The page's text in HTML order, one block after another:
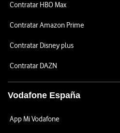
Contratar HBO Max
Contratar Amazon Prime
Contratar Disney plus
Contratar DAZN
Vodafone España
App Mi Vodafone